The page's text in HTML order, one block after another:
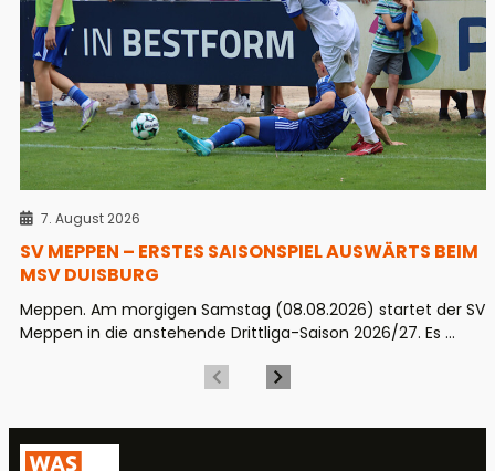
7. August 2026
SV MEPPEN – ERSTES SAISONSPIEL AUSWÄRTS BEIM
MSV DUISBURG
Meppen. Am morgigen Samstag (08.08.2026) startet der SV
Meppen in die anstehende Drittliga-Saison 2026/27. Es ...